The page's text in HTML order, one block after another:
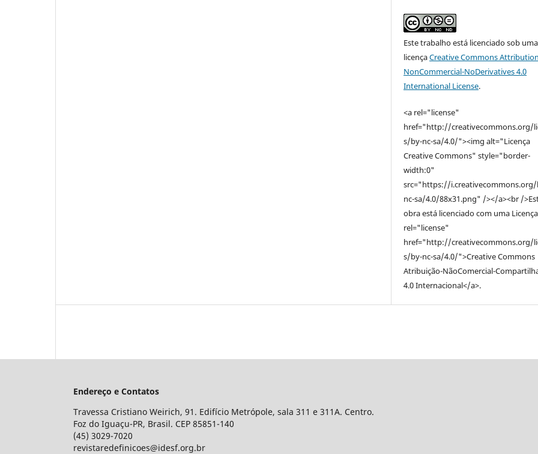
Este trabalho está licenciado sob uma
licençaCreative Commons
NonCommercial-NoDerivatives 4.0
International License.
<a rel="license"
href="http://creativecommons.org/
s/by-nc-sa/4.0/"><img alt="Licença
Creative Commons" style="border-
width:0"
src="https://
nc-sa/4.0/88x31.png" /></a><br /
obra está licenciado com uma
rel="license"
href="http://creativecommons.org/
s/by-nc-sa/4.0/">Creative Commons
Atribuição-NãoComercial-
4.0 Internacional</a>.
Endereço e Contatos
Travessa Cristiano Weirich, 91. Edifício Metrópole, sala 311 e 311A. Centro.
Foz do Iguaçu-PR, Brasil. CEP 85851-140
(45) 3029-7020
revistaredefinicoes@idesf.org.br